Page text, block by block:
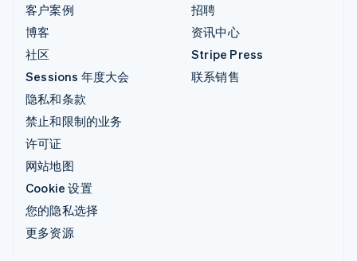
客户案例
博客
社区
Sessions 年度大会
隐私和条款
禁止和限制的业务
许可证
网站地图
Cookie 设置
您的隐私选择
更多资源
招聘
资讯中心
Stripe Press
联系销售